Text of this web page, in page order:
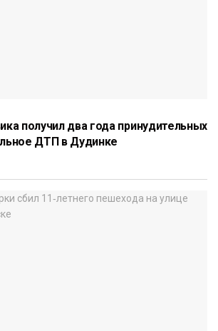
получил два года принудительных
ДТП в Дудинке